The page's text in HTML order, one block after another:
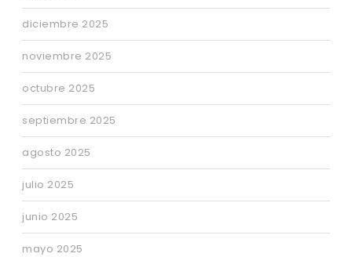
diciembre 2025
noviembre 2025
octubre 2025
septiembre 2025
agosto 2025
julio 2025
junio 2025
mayo 2025